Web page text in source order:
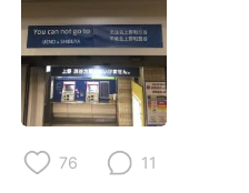
Türkçe
Português
76 11